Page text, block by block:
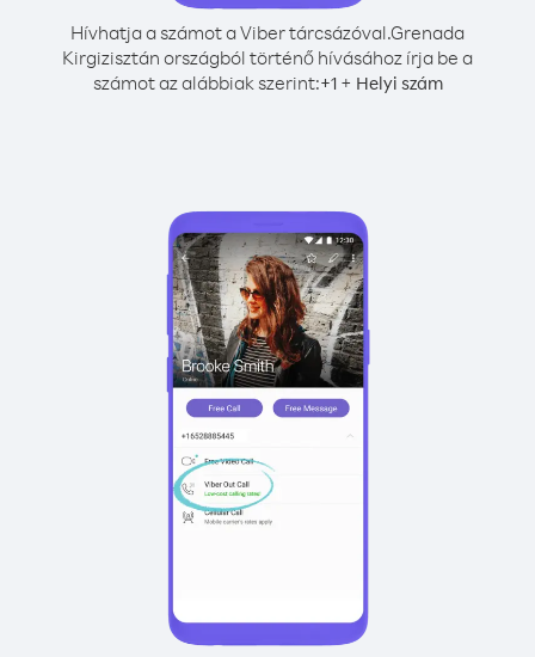
Hívhatja a számot a Viber tárcsázóval.Grenada
Kirgizisztán országból történő hívásához írja be a
számot az alábbiak szerint:+1+ Helyi szám